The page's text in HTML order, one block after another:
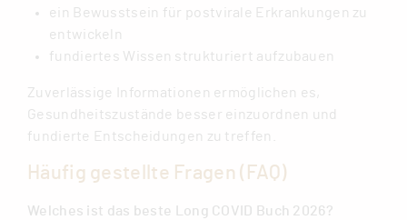
ein Bewusstsein für postvirale Erkrankungen zu
entwickeln
fundiertes Wissen strukturiert aufzubauen
Zuverlässige Informationen ermöglichen es,
Gesundheitszustände besser einzuordnen und
fundierte Entscheidungen zu treffen.
Häufig gestellte Fragen (FAQ)
Welches ist das beste Long COVID Buch 2026?